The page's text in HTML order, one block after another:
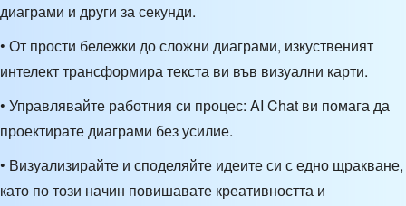
диаграми и други за секунди.
• От прости бележки до сложни диаграми, изкуственият
интелект трансформира текста ви във визуални карти.
• Управлявайте работния си процес: AI Chat ви помага да
проектирате диаграми без усилие.
• Визуализирайте и споделяйте идеите си с едно щракване,
като по този начин повишавате креативността и